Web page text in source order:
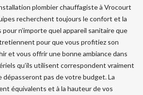
plombier chauffagiste à Vrocourt
recherchent toujours le confort et la
n’importe quel appareil sanitaire que
pour que vous profitiez son
et vous offrir une bonne ambiance dans
qu’ils utilisent correspondent vraiment
dépasseront pas de votre budget. La
équivalents et à la hauteur de vos